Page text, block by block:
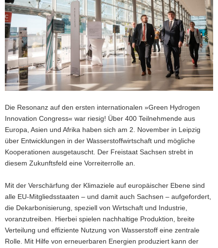
i
g
a
t
i
o
n
Die Resonanz auf den ersten internationalen »Green Hydrogen
Innovation Congress« war riesig! Über 400 Teilnehmende aus
Europa, Asien und Afrika haben sich am 2. November in Leipzig
über Entwicklungen in der Wasserstoffwirtschaft und mögliche
Kooperationen ausgetauscht. Der Freistaat Sachsen strebt in
diesem Zukunftsfeld eine Vorreiterrolle an.
Mit der Verschärfung der Klimaziele auf europäischer Ebene sind
alle EU-Mitgliedsstaaten – und damit auch Sachsen – aufgefordert,
die Dekarbonisierung, speziell von Wirtschaft und Industrie,
voranzutreiben. Hierbei spielen nachhaltige Produktion, breite
Verteilung und effiziente Nutzung von Wasserstoff eine zentrale
Rolle. Mit Hilfe von erneuerbaren Energien produziert kann der